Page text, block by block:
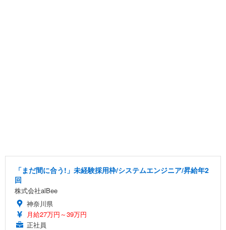
「まだ間に合う!」未経験採用枠/システムエンジニア/昇給年2
回
株式会社alBee
神奈川県
月給27万円～39万円
正社員